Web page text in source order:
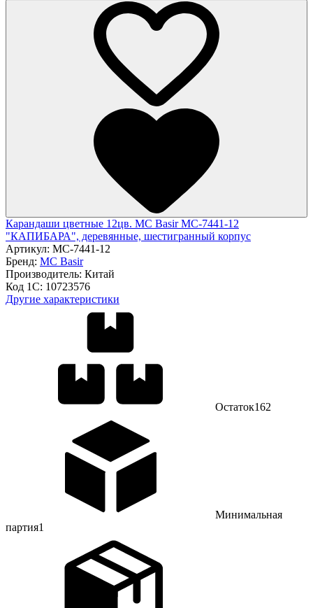
Карандаши цветные 12цв. MC Basir МС-7441-12
"КАПИБАРА", деревянные, шестигранный корпус
Артикул: МС-7441-12
Бренд: MC Basir
Производитель: Китай
Код 1С: 10723576
Другие характеристики
Остаток162
Минимальная
партия1